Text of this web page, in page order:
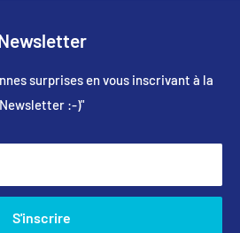
surprises en vous inscrivant à la
Newsletter :-)"
S'inscrire